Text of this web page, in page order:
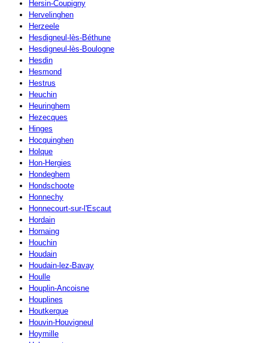
Hersin-Coupigny
Hervelinghen
Herzeele
Hesdigneul-lès-Béthune
Hesdigneul-lès-Boulogne
Hesdin
Hesmond
Hestrus
Heuchin
Heuringhem
Hezecques
Hinges
Hocquinghen
Holque
Hon-Hergies
Hondeghem
Hondschoote
Honnechy
Honnecourt-sur-l'Escaut
Hordain
Hornaing
Houchin
Houdain
Houdain-lez-Bavay
Houlle
Houplin-Ancoisne
Houplines
Houtkerque
Houvin-Houvigneul
Hoymille